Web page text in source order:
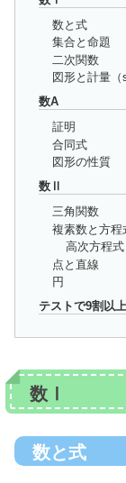
数と式
集合と命題
二次関数
図形と計量（
数A
証明
合同式
図形の性質
数Ⅱ
三角関数
複素数と方程
高次方程式
点と直線
円
テストで9割以
数Ⅰ
数と式